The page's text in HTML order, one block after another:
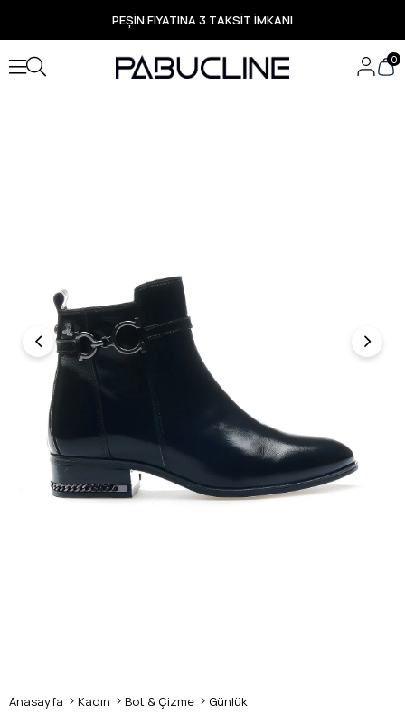
PEŞİN FİYATINA 3 TAKSİT İMKANI
TÜM ÜRÜNLERDE ÜCRETSİZ KARGO
Yeni Sezon Ürünlerde Özel Fırsatlar
Seçili Ürünlerde Hızlı Teslimat
0
Anasayfa Kadın Bot & Çizme Günlük